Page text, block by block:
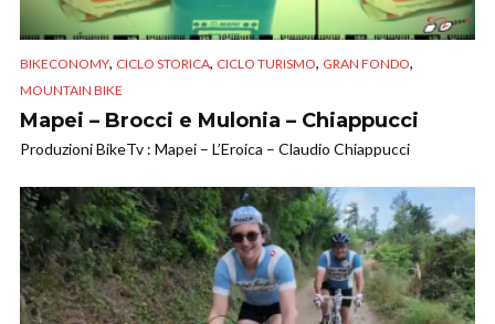
BIKECONOMY, CICLO STORICA, CICLO TURISMO, GRAN FONDO,
MOUNTAIN BIKE
Mapei – Brocci e Mulonia – Chiappucci
Produzioni BikeTv : Mapei – L’Eroica – Claudio Chiappucci